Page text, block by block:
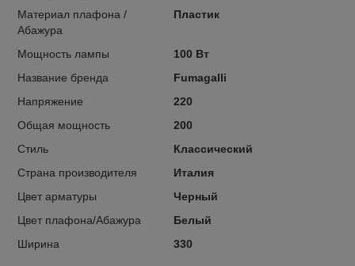
Материал плафона /
Абажура
Пластик
Мощность лампы
100 Вт
Название бренда
Fumagalli
Напряжение
220
Общая мощность
200
Стиль
Классический
Страна производителя
Италия
Цвет арматуры
Черный
Цвет плафона/Абажура
Белый
Ширина
330